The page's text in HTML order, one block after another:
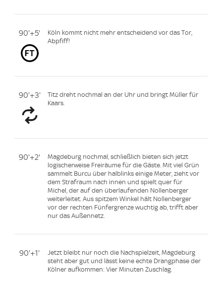
90'+5'
Köln kommt nicht mehr entscheidend vor das Tor,
Abpfiff!
90'+3'
Titz dreht nochmal an der Uhr und bringt Müller für
Kaars.
90'+2'
Magdeburg nochmal, schließlich bieten sich jetzt
logischerweise Freiräume für die Gäste. Mit viel Grün
sammelt Burcu über halblinks einige Meter, zieht vor
dem Strafraum nach innen und spielt quer für
Michel, der auf den überlaufenden Nollenberger
weiterleitet. Aus spitzem Winkel hält Nollenberger
vor der rechten Fünfergrenze wuchtig ab, trifft aber
nur das Außennetz.
90'+1'
Jetzt bleibt nur noch die Nachspielzeit, Magdeburg
steht aber gut und lässt keine echte Drangphase der
Kölner aufkommen: Vier Minuten Zuschlag.